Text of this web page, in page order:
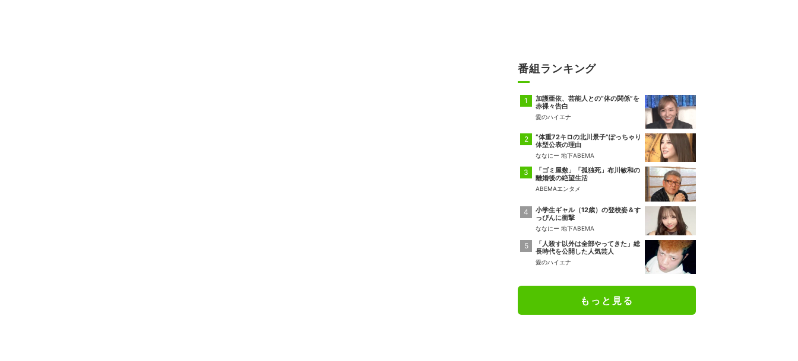
番組ランキング
加護亜依、芸能人との“体の関係”を
赤裸々告白
愛のハイエナ
“体重72キロの北川景子”ぽっちゃり
体型公表の理由
ななにー 地下ABEMA
「ゴミ屋敷」「孤独死」布川敏和の
離婚後の絶望生活
ABEMAエンタメ
小学生ギャル（12歳）の登校姿＆す
っぴんに衝撃
ななにー 地下ABEMA
「人殺す以外は全部やってきた」総
長時代を公開した人気芸人
愛のハイエナ
もっと見る